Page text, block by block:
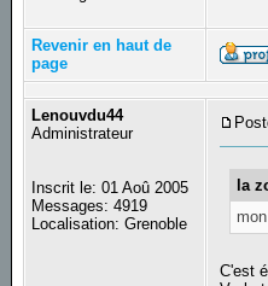
Revenir en haut de
page
Lenouvdu44
Administrateur
Inscrit le: 01 Aoû 2005
Messages: 4919
Localisation: Grenoble
la
C'est